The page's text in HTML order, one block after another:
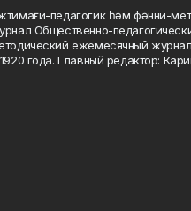
педагогик һәм фәнни-
Общественно-
ежемесячный
года. Главный редактор: